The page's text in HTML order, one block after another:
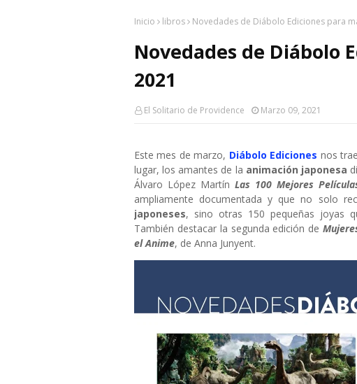
Inicio libros Novedades de Diábolo Ediciones para
Novedades de Diábolo
2021
El Solitario de Providence Marzo 09, 2021
Este mes de marzo, Diábolo Ediciones nos
lugar, los amantes de la animación japonesa
Álvaro López Martín Las 100 Mejores
ampliamente documentada y que no solo
japoneses, sino otras 150 pequeñas joyas
También destacar la segunda edición de
el Anime, de Anna Junyent.